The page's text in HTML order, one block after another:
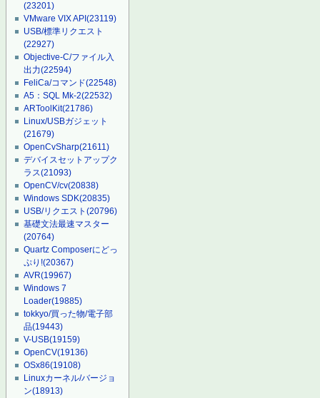
(23201)
VMware VIX API(23119)
USB/標準リクエスト
(22927)
Objective-C/ファイル入
出力(22594)
FeliCa/コマンド(22548)
A5：SQL Mk-2(22532)
ARToolKit(21786)
Linux/USBガジェット
(21679)
OpenCvSharp(21611)
デバイスセットアップク
ラス(21093)
OpenCV/cv(20838)
Windows SDK(20835)
USB/リクエスト(20796)
基礎文法最速マスター
(20764)
Quartz Composerにどっ
ぷり!(20367)
AVR(19967)
Windows 7
Loader(19885)
tokkyo/買った物/電子部
品(19443)
V-USB(19159)
OpenCV(19136)
OSx86(19108)
Linuxカーネル/バージョ
ン(18913)